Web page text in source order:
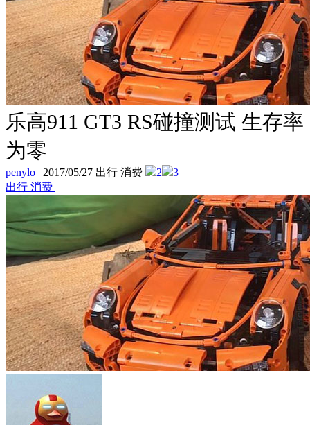
乐高911 GT3 RS碰撞测试 生存率
为零
penylo | 2017/05/27 出行 消费 2
3
出行 消费